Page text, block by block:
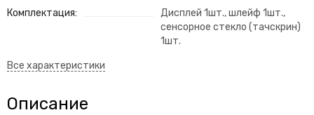
Комплектация:
Дисплей 1шт., шлейф 1шт.,
cенсорное стекло (тачскрин)
1шт.
Описание